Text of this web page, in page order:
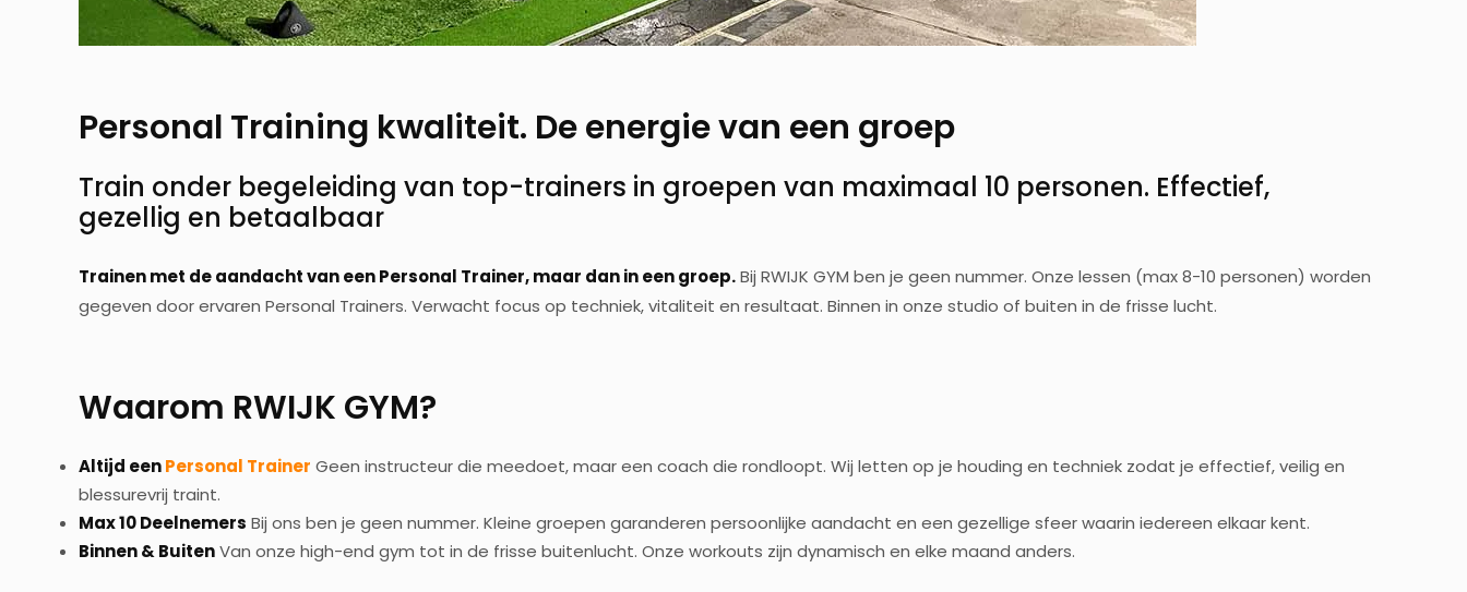
Personal Training kwaliteit. De energie van een groep
Train onder begeleiding van top-trainers in groepen van maximaal 10 personen. Effectief,
gezellig en betaalbaar
Trainen met de aandacht van een Personal Trainer, maar dan in een groep.Bij RWIJK GYM ben je geen nummer. Onze lessen (max 8-10 personen) worden
gegeven door ervaren Personal Trainers. Verwacht focus op techniek, vitaliteit en resultaat. Binnen in onze studio of buiten in de frisse lucht.
Waarom RWIJK GYM?
Altijd eenPersonal Trainer Geen instructeur die meedoet, maar een coach die rondloopt. Wij letten op je houding en techniek zodat je effectief, veilig en
blessurevrij traint.
Max 10 Deelnemers Bij ons ben je geen nummer. Kleine groepen garanderen persoonlijke aandacht en een gezellige sfeer waarin iedereen elkaar kent.
Binnen & BuitenVan onze high-end gym tot in de frisse buitenlucht. Onze workouts zijn dynamisch en elke maand anders.